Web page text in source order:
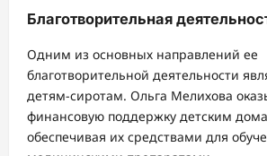
Благотворительная
Одним из основных направлений ее
благотворительной деятельности
детям-сиротам. Ольга Мелихова
финансовую поддержку детским
обеспечивая их средствами для